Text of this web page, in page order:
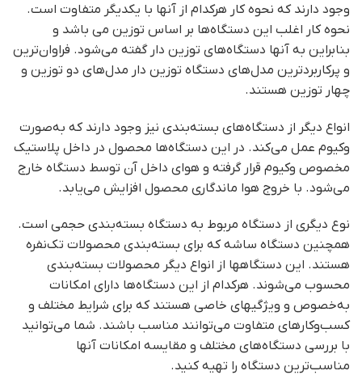
وجود دارند که نحوه کار هرکدام از آنها با یکدیگر متفاوت است.
نحوه کار اغلب این دستگاه‌ها بر اساس توزین می باشد و
بنابراین به آنها دستگاه‌های توزین دار گفته می‌شود. فراوان‌ترین
و پرکاربردترین مدل‌های دستگاه توزین دار مدل‌های دو توزین و
چهار توزین هستند.
انواع دیگر از دستگاه‌های بسته‌بندی نیز وجود دارند که به‌صورت
وکیوم عمل می‌کند. در این دستگاه‌ها محصول در داخل پلاستیک
مخصوص وکیوم قرار گرفته و هوای داخل آن توسط دستگاه خارج
می‌شود. با خروج هوا ماندگاری محصول افزایش می‌یابد.
نوع دیگری از دستگاه مربوط به دستگاه بسته‌بندی حجمی است.
همچنین دستگاه ساشه که برای بسته‌بندی محصولات تک‌نفره
هستند. این دستگاه­ها از انواع دیگر محصولات بسته‌بندی
محسوب می‌شوند. هرکدام از این دستگاه‌ها دارای امکانات
به‌خصوص و ویژگی­های خاصی هستند که برای شرایط مختلف و
کسب‌وکارهای متفاوت می‌توانند مناسب باشند. شما می‌توانید
با بررسی دستگاه‌های مختلف و مقایسه امکانات آنها
مناسب‌ترین دستگاه را تهیه کنید.